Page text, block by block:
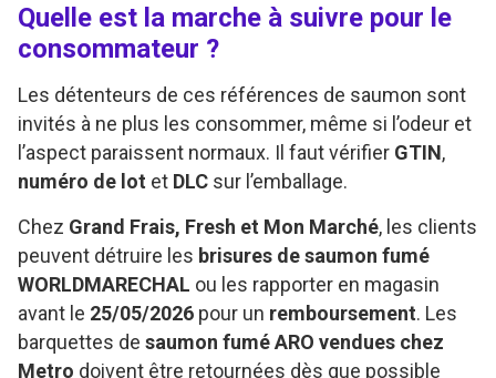
Quelle est la marche à suivre pour le
consommateur ?
Les détenteurs de ces références de saumon sont
invités à ne plus les consommer, même si l’odeur et
l’aspect paraissent normaux. Il faut vérifier GTIN,
numéro de lot et DLC sur l’emballage.
Chez Grand Frais, Fresh et Mon Marché, les clients
peuvent détruire les brisures de saumon fumé
WORLDMARECHAL ou les rapporter en magasin
avant le 25/05/2026 pour un remboursement. Les
barquettes de saumon fumé ARO vendues chez
Metro doivent être retournées dès que possible